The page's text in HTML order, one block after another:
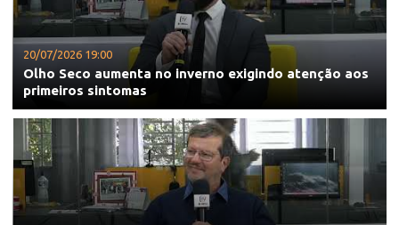
20/07/2026 19:00
Olho Seco aumenta no inverno exigindo atenção aos
primeiros sintomas